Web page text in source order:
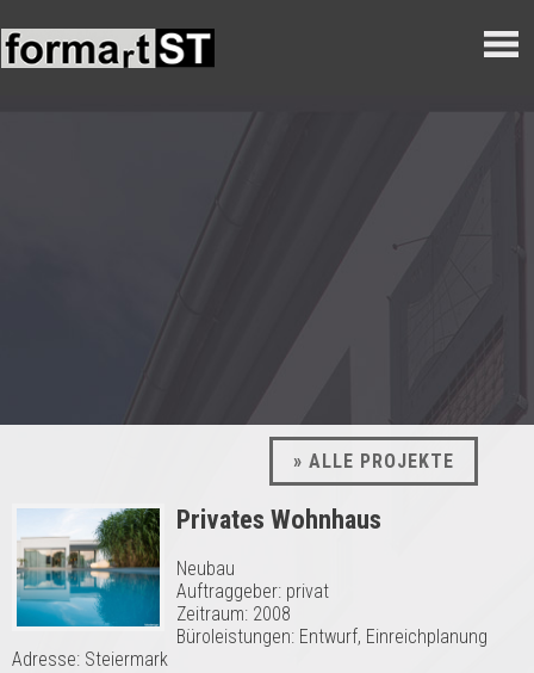
» ALLE PROJEKTE
Privates Wohnhaus
Neubau
Auftraggeber: privat
Zeitraum: 2008
Büroleistungen: Entwurf, Einreichplanung
Adresse: Steiermark